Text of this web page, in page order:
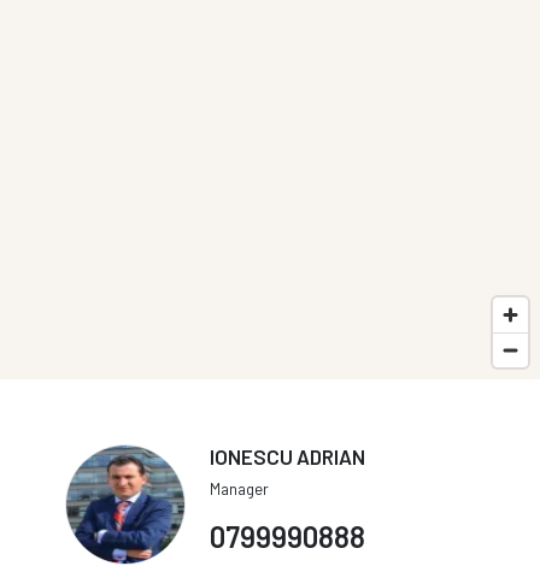
IONESCU ADRIAN
Manager
0799990888